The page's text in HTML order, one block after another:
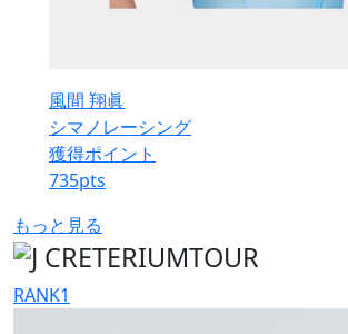
風間 翔眞
シマノレーシング
獲得ポイント
735pts
もっと見る
RANK1